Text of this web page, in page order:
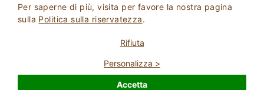
Per saperne di più, visita per favore la nostra pagina
sulla Politica sulla riservatezza.
Rifiuta
Personalizza >
Accetta